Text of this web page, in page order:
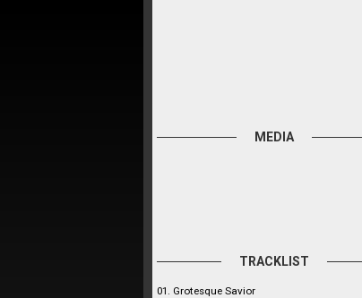
MEDIA
TRACKLIST
01. Grotesque Savior